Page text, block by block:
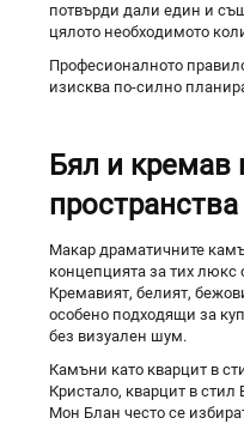
потвърди дали един и
цялото необходимото
Професионалното
изисква по-силно
Бял и кремав
Макар драматичните
концепцията за тих
Кремавият, белият,
особено подходящи за
без визуален шум.
Камъни като кварцит в
Кристало, кварцит в
Мон Блан често се